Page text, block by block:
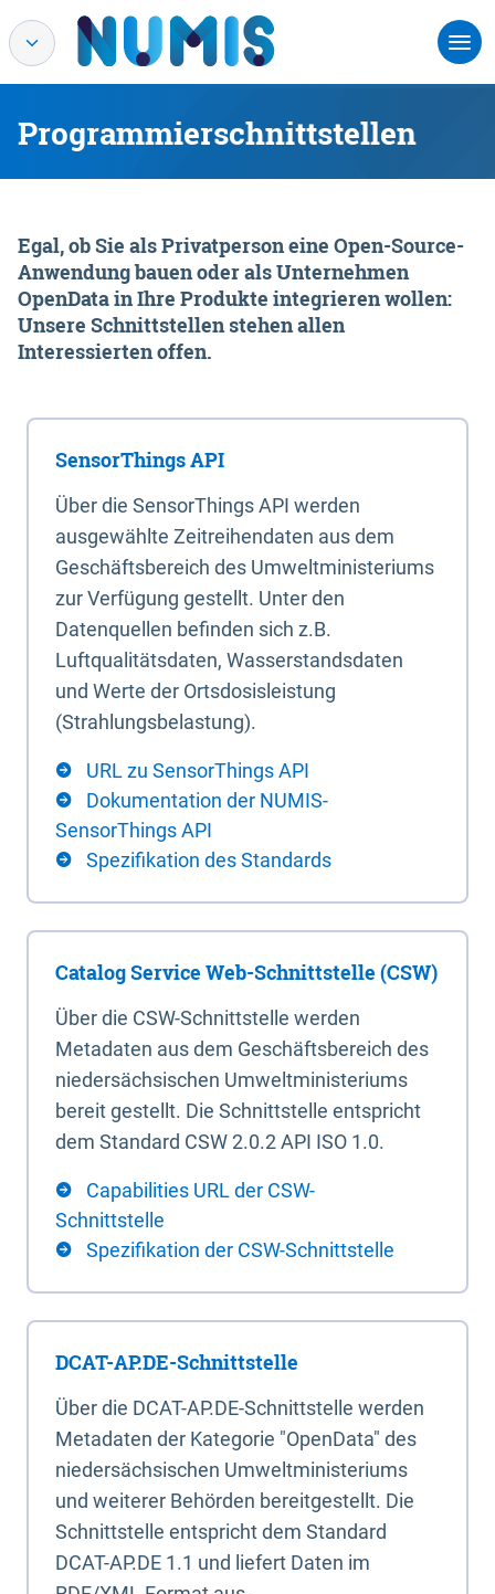
Programmierschnittstellen
Egal, ob Sie als Privatperson eine Open-Source-
Anwendung bauen oder als Unternehmen
OpenData in Ihre Produkte integrieren wollen:
Unsere Schnittstellen stehen allen
Interessierten offen.
SensorThings API
Über die SensorThings API werden
ausgewählte Zeitreihendaten aus dem
Geschäftsbereich des Umweltministeriums
zur Verfügung gestellt. Unter den
Datenquellen befinden sich z.B.
Luftqualitätsdaten, Wasserstandsdaten
und Werte der Ortsdosisleistung
(Strahlungsbelastung).
URL zu SensorThings API
Dokumentation der NUMIS-
SensorThings API
Spezifikation des Standards
Catalog Service Web-Schnittstelle (CSW)
Über die CSW-Schnittstelle werden
Metadaten aus dem Geschäftsbereich des
niedersächsischen Umweltministeriums
bereit gestellt. Die Schnittstelle entspricht
dem Standard CSW 2.0.2 API ISO 1.0.
Capabilities URL der CSW-
Schnittstelle
Spezifikation der CSW-Schnittstelle
DCAT-AP.DE-Schnittstelle
Über die DCAT-AP.DE-Schnittstelle werden
Metadaten der Kategorie "OpenData" des
niedersächsischen Umweltministeriums
und weiterer Behörden bereitgestellt. Die
Schnittstelle entspricht dem Standard
DCAT-AP.DE 1.1 und liefert Daten im